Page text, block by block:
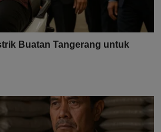
Buatan Tangerang untuk